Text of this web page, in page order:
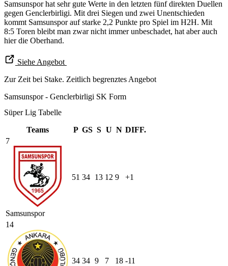
Samsunspor hat sehr gute Werte in den letzten fünf direkten Duellen
gegen Genclerbirligi. Mit drei Siegen und zwei Unentschieden
kommt Samsunspor auf starke 2,2 Punkte pro Spiel im H2H. Mit
8:5 Toren bleibt man zwar nicht immer unbeschadet, hat aber auch
hier die Oberhand.
Siehe Angebot
Zur Zeit bei Stake. Zeitlich begrenztes Angebot
Samsunspor - Genclerbirligi SK Form
Süper Lig Tabelle
Teams P GS S U N DIFF.
7
Samsunspor
51 34 13 12 9 +1
14
34 34 9 7 18 -11